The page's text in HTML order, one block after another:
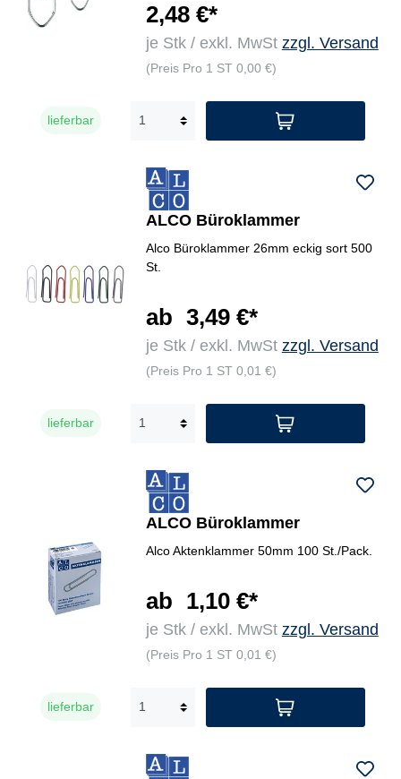
2,48 €*
je Stk / exkl. MwSt zzgl. Versand
(Preis Pro 1 ST 0,00 €)
lieferbar
ALCO Büroklammer
Alco Büroklammer 26mm eckig sort 500
St.
ab 3,49 €*
je Stk / exkl. MwSt zzgl. Versand
(Preis Pro 1 ST 0,01 €)
lieferbar
ALCO Büroklammer
Alco Aktenklammer 50mm 100 St./Pack.
ab 1,10 €*
je Stk / exkl. MwSt zzgl. Versand
(Preis Pro 1 ST 0,01 €)
lieferbar